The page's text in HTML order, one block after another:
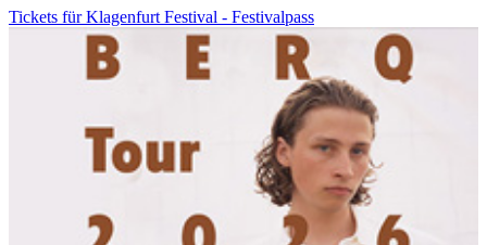
Tickets für Klagenfurt Festival - Festivalpass